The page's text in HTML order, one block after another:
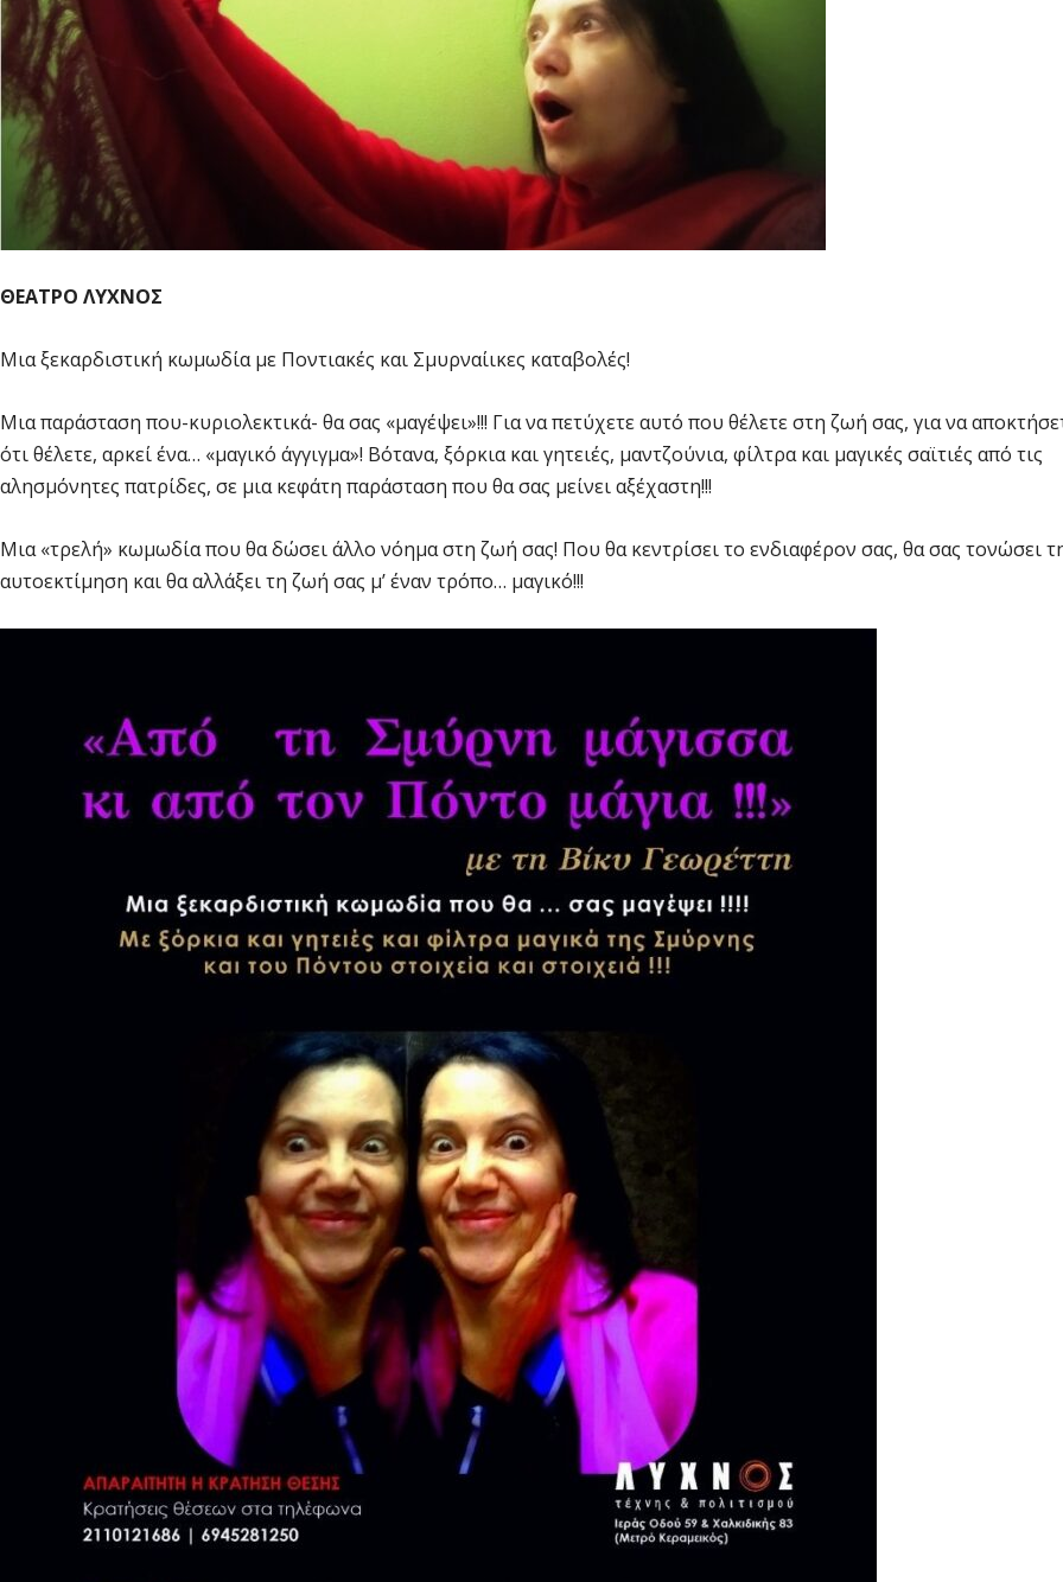
ΘΕΑΤΡΟ ΛΥΧΝΟΣ
Μια ξεκαρδιστική κωμωδία με Ποντιακές και Σμυρναίικες καταβολές!
Μια παράσταση που-κυριολεκτικά- θα σας «μαγέψει»!!! Για να πετύχετε αυτό που θέλετε στη ζωή σας, για να
ότι θέλετε, αρκεί ένα… «μαγικό άγγιγμα»! Βότανα, ξόρκια και γητειές, μαντζούνια, φίλτρα και μαγικές σαϊτιές από τις
αλησμόνητες πατρίδες, σε μια κεφάτη παράσταση που θα σας μείνει αξέχαστη!!!
Μια «τρελή» κωμωδία που θα δώσει άλλο νόημα στη ζωή σας! Που θα κεντρίσει το ενδιαφέρον σας, θα σας τονώσει
αυτοεκτίμηση και θα αλλάξει τη ζωή σας μ’ έναν τρόπο… μαγικό!!!